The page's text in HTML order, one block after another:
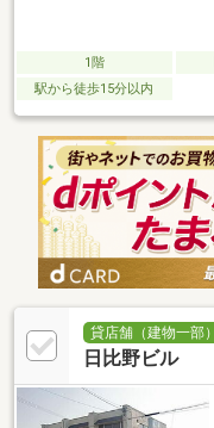
1階
駅から徒歩15分以内
貸店舗（建物一部）
日比野ビル